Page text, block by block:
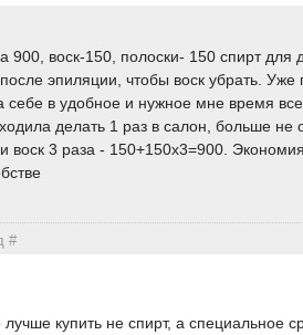
900, воск-150, полоски- 150 спирт для
эпиляции, чтобы воск убрать. Уже
себе в удобное и нужное мне время
делать 1 раз в салон, больше не
воск 3 раза - 150+150x3=900.
#
купить не спирт, а специальное